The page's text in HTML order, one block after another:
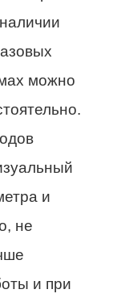
можно
и
не
и при